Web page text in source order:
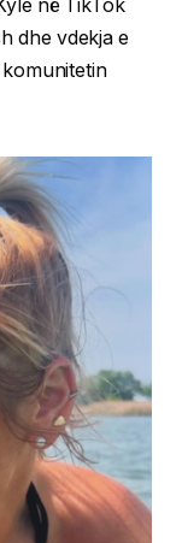
në TikTok
dhe vdekja e